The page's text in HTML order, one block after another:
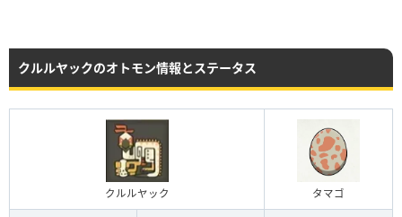
クルルヤックのオトモン情報とステータス
クルルヤック タマゴ